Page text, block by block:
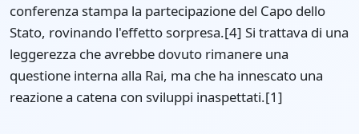
conferenza stampa la partecipazione del Capo dello
Stato, rovinando l'effetto sorpresa.[4] Si trattava di una
leggerezza che avrebbe dovuto rimanere una
questione interna alla Rai, ma che ha innescato una
reazione a catena con sviluppi inaspettati.[1]